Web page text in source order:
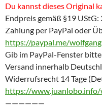
Du kannst dieses Original
Endpreis gemäß §19 UStG:
Zahlung per PayPal oder
https://paypal.me/
Gib im PayPal-Fenster
Versand innerhalb
Widerrufsrecht 14 Tage
https://
——————